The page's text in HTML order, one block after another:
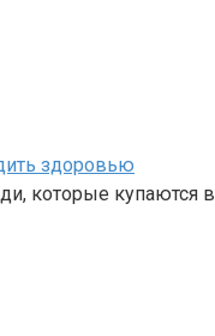
здоровью
которые купаются в